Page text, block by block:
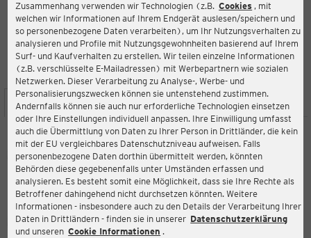
Zusammenhang verwenden wir Technologien (z.B. Cookies , mit
welchen wir Informationen auf Ihrem Endgerät auslesen/speichern und
so personenbezogene Daten verarbeiten), um Ihr Nutzungsverhalten zu
analysieren und Profile mit Nutzungsgewohnheiten basierend auf Ihrem
Surf- und Kaufverhalten zu erstellen. Wir teilen einzelne Informationen
(z.B. verschlüsselte E-Mailadressen) mit Werbepartnern wie sozialen
Netzwerken. Dieser Verarbeitung zu Analyse-, Werbe- und
Personalisierungszwecken können sie untenstehend zustimmen.
Andernfalls können sie auch nur erforderliche Technologien einsetzen
oder Ihre Einstellungen individuell anpassen. Ihre Einwilligung umfasst
auch die Übermittlung von Daten zu Ihrer Person in Drittländer, die kein
mit der EU vergleichbares Datenschutzniveau aufweisen. Falls
personenbezogene Daten dorthin übermittelt werden, könnten
Behörden diese gegebenenfalls unter Umständen erfassen und
analysieren. Es besteht somit eine Möglichkeit, dass sie Ihre Rechte als
Betroffener dahingehend nicht durchsetzen könnten. Weitere
Informationen - insbesondere auch zu den Details der Verarbeitung Ihrer
Daten in Drittländern - finden sie in unserer Datenschutzerklärung
und unseren Cookie Informationen .
ERNSTING'S FAMILY FILIALE
Am Wörth 63
36341 Lauterbach
4,2
Bewertung:
STANDORT SERVICES SORTIMENT AKTIONEN
Ernsting's family
Am Wörth 63, 36341 Lauterbach
Aktuell:
Geöffnet